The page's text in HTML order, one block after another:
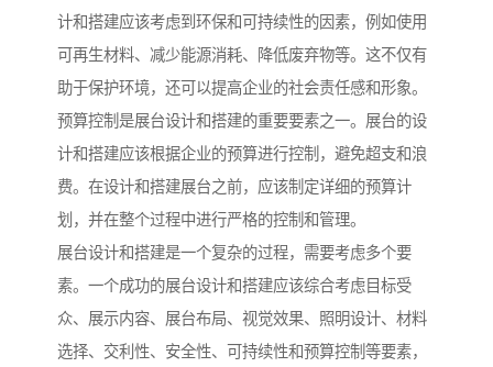
计和搭建应该考虑到环保和可持续性的因素，例如使用
可再生材料、减少能源消耗、降低废弃物等。这不仅有
助于保护环境，还可以提高企业的社会责任感和形象。
预算控制是展台设计和搭建的重要要素之一。展台的设
计和搭建应该根据企业的预算进行控制，避免超支和浪
费。在设计和搭建展台之前，应该制定详细的预算计
划，并在整个过程中进行严格的控制和管理。
展台设计和搭建是一个复杂的过程，需要考虑多个要
素。一个成功的展台设计和搭建应该综合考虑目标受
众、展示内容、展台布局、视觉效果、照明设计、材料
选择、交利性、安全性、可持续性和预算控制等要素，